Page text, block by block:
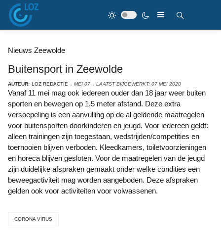
Nieuws Zeewolde
Buitensport in Zeewolde
AUTEUR: LOZ REDACTIE MEI 07 LAATST BIJGEWERKT: 07 MEI 2020
Vanaf 11 mei mag ook iedereen ouder dan 18 jaar weer buiten
sporten en bewegen op 1,5 meter afstand. Deze extra
versoepeling is een aanvulling op de al geldende maatregelen
voor buitensporten doorkinderen en jeugd. Voor iedereen geldt:
alleen trainingen zijn toegestaan, wedstrijden/competities en
toernooien blijven verboden. Kleedkamers, toiletvoorzieningen
en horeca blijven gesloten. Voor de maatregelen van de jeugd
zijn duidelijke afspraken gemaakt onder welke condities een
beweegactiviteit mag worden aangeboden. Deze afspraken
gelden ook voor activiteiten voor volwassenen.
CORONA VIRUS